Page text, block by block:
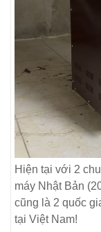
Hiện tại với 2
máy Nhật Bản
cũng là 2 quốc
tại Việt Nam!